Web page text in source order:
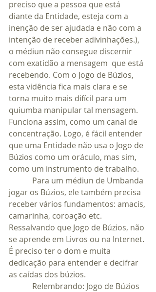
preciso que a pessoa que está
diante da Entidade, esteja com a
inenção de ser ajudada e não com a
intenção de receber adivinhações.),
o médiun não consegue discernir
com exatidão a mensagem  que está
recebendo. Com o Jogo de Búzios,
esta vidência fica mais clara e se
torna muito mais difícil para um
quiumba manipular tal mensagem.
Funciona assim, como um canal de
concentração. Logo, é fácil entender
que uma Entidade não usa o Jogo de
Búzios como um oráculo, mas sim,
como um instrumento de trabalho.
jogar os Búzios, ele também precisa
receber vários fundamentos: amacis,
camarinha, coroação etc.
Ressalvando que Jogo de Búzios, não
se aprende em Livros ou na Internet.
É preciso ter o dom e muita
dedicação para entender e decifrar
as caídas dos búzios.